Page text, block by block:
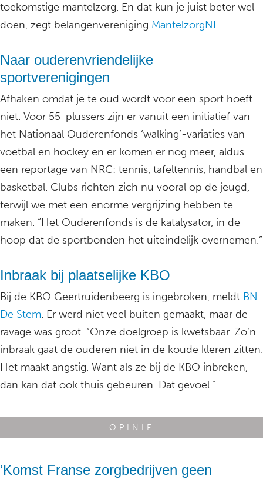
toekomstige mantelzorg. En dat kun je juist beter wel
doen, zegt belangenvereniging MantelzorgNL.
Naar ouderenvriendelijke
sportverenigingen
Afhaken omdat je te oud wordt voor een sport hoeft
niet. Voor 55-plussers zijn er vanuit een initiatief van
het Nationaal Ouderenfonds ‘walking’-variaties van
voetbal en hockey en er komen er nog meer, aldus
een reportage van NRC: tennis, tafeltennis, handbal en
basketbal. Clubs richten zich nu vooral op de jeugd,
terwijl we met een enorme vergrijzing hebben te
maken. “Het Ouderenfonds is de katalysator, in de
hoop dat de sportbonden het uiteindelijk overnemen.”
Inbraak bij plaatselijke KBO
Bij de KBO Geertruidenbeerg is ingebroken, meldt BN
De Stem. Er werd niet veel buiten gemaakt, maar de
ravage was groot. “Onze doelgroep is kwetsbaar. Zo’n
inbraak gaat de ouderen niet in de koude kleren zitten.
Het maakt angstig. Want als ze bij de KBO inbreken,
dan kan dat ook thuis gebeuren. Dat gevoel.”
OPINIE
‘Komst Franse zorgbedrijven geen